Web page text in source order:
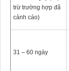
trừ trường hợp đã
cảnh cáo)
31 – 60 ngày